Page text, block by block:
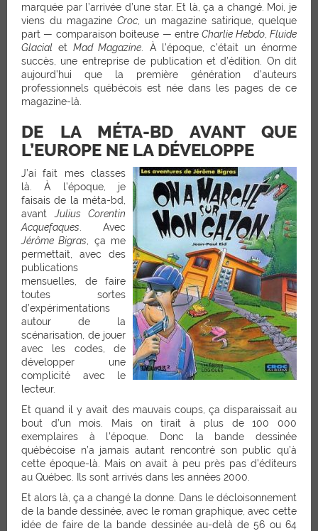
marquée par l’arrivée d’une star. Et là, ça a changé. Moi, je
viens du magazine Croc , un magazine satirique, quelque
part — comparaison boiteuse — entreCharlie Hebdo, Fluide
Glacial etMad Magazine . À l’époque, c’était un énorme
succès, une entreprise de publication et d’édition. On dit
aujourd’hui que la première génération d’auteurs
professionnels québécois est née dans les pages de ce
magazine-là.
DE LA MÉTA-BD AVANT QUE
L’EUROPE NE LA DÉVELOPPE
J’ai fait mes classes
là. À l’époque, je
faisais de la méta-bd,
avant Julius Corentin
Acquefaques . Avec
Jérôme Bigras , ça me
permettait, avec des
publications
mensuelles, de faire
toutes sortes
d’expérimentations
autour de la
scénarisation, de jouer
avec les codes, de
développer une
complicité avec le
lecteur.
Et quand il y avait des mauvais coups, ça disparaissait au
bout d’un mois. Mais on tirait à plus de 100 000
exemplaires à l’époque. Donc la bande dessinée
québécoise n’a jamais autant rencontré son public qu’à
cette époque-là. Mais on avait à peu près pas d’éditeurs
au Québec. Ils sont arrivés dans les années 2000.
Et alors là, ça a changé la donne. Dans le décloisonnement
de la bande dessinée, avec le roman graphique, avec cette
idée de faire de la bande dessinée au-delà de 56 ou 64